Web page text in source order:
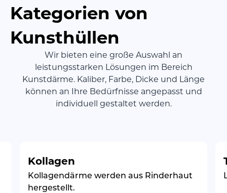
Kategorien von
Kunsthüllen
Wir bieten eine große Auswahl an
leistungsstarken Lösungen im Bereich
Kunstdärme. Kaliber, Farbe, Dicke und Länge
können an Ihre Bedürfnisse angepasst und
individuell gestaltet werden.
Kollagen
Kollagendärme werden aus Rinderhaut
hergestellt.